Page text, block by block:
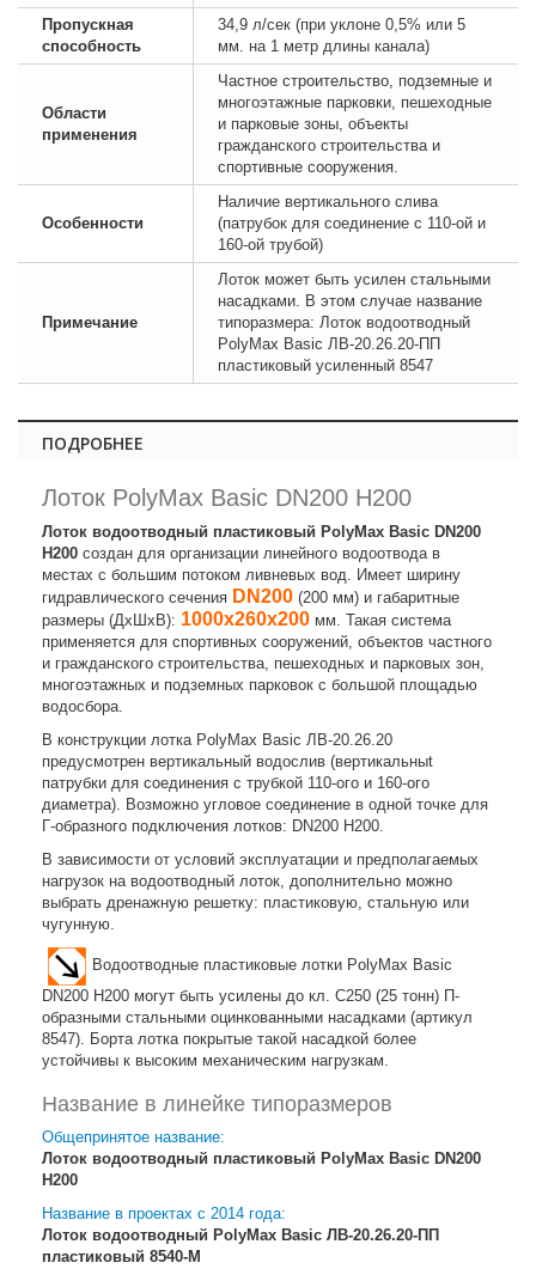
Пропускная
способность
34,9 л/сек (при уклоне 0,5% или 5
мм. на 1 метр длины канала)
Области
применения
Частное строительство, подземные и
многоэтажные парковки, пешеходные
и парковые зоны, объекты
гражданского строительства и
спортивные сооружения.
Особенности
Наличие вертикального слива
(патрубок для соединение с 110-ой и
160-ой трубой)
Примечание
Лоток может быть усилен стальными
насадками. В этом случае название
типоразмера: Лоток водоотводный
PolyMax Basic ЛВ-20.26.20-ПП
пластиковый усиленный 8547
ПОДРОБНЕЕ
Лоток PolyMax Basic DN200 H200
Лоток водоотводный пластиковый PolyMax Basic DN200
H200 создан для организации линейного водоотвода в
местах с большим потоком ливневых вод. Имеет ширину
гидравлического сечения DN200 (200 мм) и габаритные
размеры (ДхШхВ): 1000х260х200 мм. Такая система
применяется для спортивных сооружений, объектов частного
и гражданского строительства, пешеходных и парковых зон,
многоэтажных и подземных парковок с большой площадью
водосбора.
В конструкции лотка PolyMax Basic ЛВ-20.26.20
предусмотрен вертикальный водослив (вертикальныt
патрубки для соединения с трубкой 110-ого и 160-ого
диаметра). Возможно угловое соединение в одной точке для
Г-образного подключения лотков: DN200 H200.
В зависимости от условий эксплуатации и предполагаемых
нагрузок на водоотводный лоток, дополнительно можно
выбрать дренажную решетку: пластиковую, стальную или
чугунную.
Водоотводные пластиковые лотки PolyMax Basic
DN200 H200 могут быть усилены до кл. C250 (25 тонн) П-
образными стальными оцинкованными насадками (артикул
8547). Борта лотка покрытые такой насадкой более
устойчивы к высоким механическим нагрузкам.
Название в линейке типоразмеров
Общепринятое название:
Лоток водоотводный пластиковый PolyMax Basic DN200
H200
Название в проектах с 2014 года:
Лоток водоотводный PolyMax Basic ЛВ-20.26.20-ПП
пластиковый 8540-М